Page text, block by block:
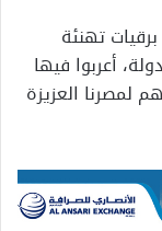
تهنئة
أعربوا فيها
لمصرنا العزيزة